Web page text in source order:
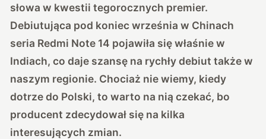
słowa w kwestii tegorocznych premier.
Debiutująca pod koniec września w Chinach
seria Redmi Note 14 pojawiła się właśnie w
Indiach, co daje szansę na rychły debiut także w
naszym regionie. Chociaż nie wiemy, kiedy
dotrze do Polski, to warto na nią czekać, bo
producent zdecydował się na kilka
interesujących zmian.